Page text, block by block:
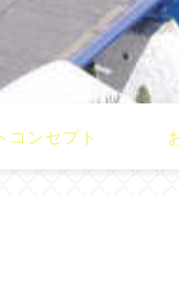
コンセプト